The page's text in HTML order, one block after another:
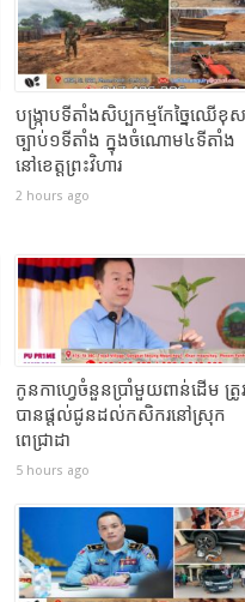
បង្រ្កាបទីតាំងសិប្បកម្មកែច្នៃឈើខុស
ច្បាប់១ទីតាំង ក្នុងចំណោម៤ទីតាំង
នៅខេត្តព្រះវិហារ
2 hours ago
កូនកាហ្វេចំនួនប្រាំមួយពាន់ដើម ត្រូ
បានផ្តល់ជូនដល់កសិករនៅស្រុក
ពេជ្រាដា
5 hours ago